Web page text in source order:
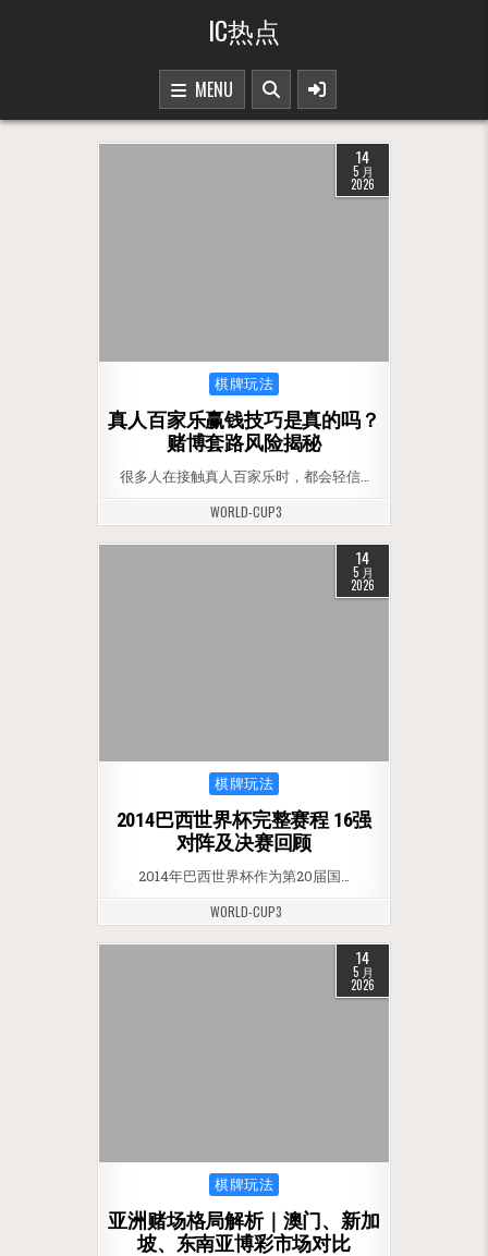
IC热点
MENU
14
5 月
2026
Posted in
棋牌玩法
真人百家乐赢钱技巧是真的吗？
赌博套路风险揭秘
很多人在接触真人百家乐时，都会轻信…
WORLD-CUP3
14
5 月
2026
Posted in
棋牌玩法
2014巴西世界杯完整赛程 16强
对阵及决赛回顾
2014年巴西世界杯作为第20届国…
WORLD-CUP3
14
5 月
2026
Posted in
棋牌玩法
亚洲赌场格局解析｜澳门、新加
坡、东南亚博彩市场对比